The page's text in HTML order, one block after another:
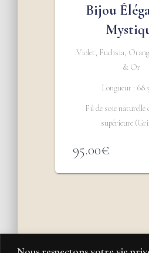
Bijou
Violet, Fuchsia,
& Or
Longueur :
Fil de soie naturelle
supérieure
95.00€